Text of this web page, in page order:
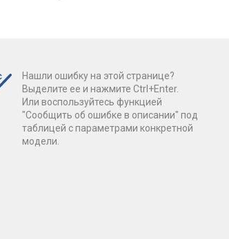
Нашли ошибку на этой странице?
Выделите ее и нажмите Ctrl+Enter.
Или воспользуйтесь функцией
"Сообщить об ошибке в описании" под
таблицей с параметрами конкретной
модели.